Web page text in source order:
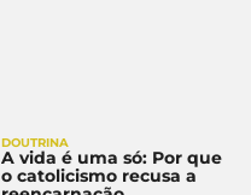
DOUTRINA
A vida é uma só: Por que
o catolicismo recusa a